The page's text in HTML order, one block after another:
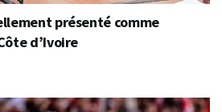
présenté comme
d’Ivoire